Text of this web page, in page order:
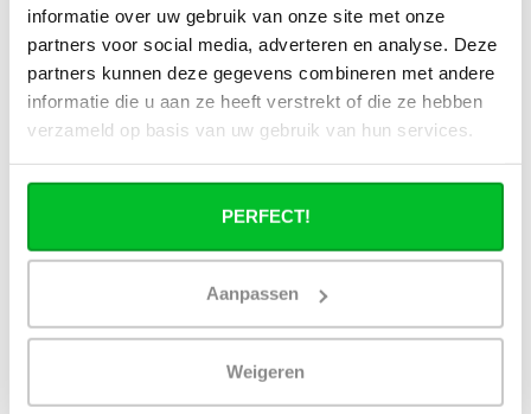
informatie over uw gebruik van onze site met onze
partners voor social media, adverteren en analyse. Deze
partners kunnen deze gegevens combineren met andere
informatie die u aan ze heeft verstrekt of die ze hebben
verzameld op basis van uw gebruik van hun services.
PERFECT!
Aanpassen
Weigeren
Hoe bereken in de benodigde capaciteit
voor mijn ruimte?
Wat is de levertijd van een
paneelradiator en wanneer ontvang ik
deze als ik een bestelling plaats?
Ik heb een (hybride) warmtepomp
installatie, kan ik alle radiatoren
Kan ik alle radiatoren op de website
toepassen in combinatie met
stadsverwarming?